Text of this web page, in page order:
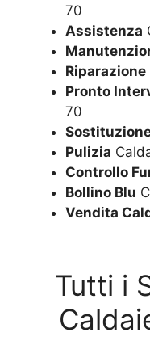
70
Assistenza
Riparazione
Pronto
70
Pulizia
Controllo
Bollino Blu
Vendita
Tutti i